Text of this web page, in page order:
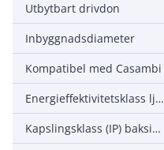
Utbytbart drivdon
Inbyggnadsdiameter
Kompatibel med Casambi
Energieffektivitetsklass ljuskälla (EU 2019/2015)
Kapslingsklass (IP) baksida